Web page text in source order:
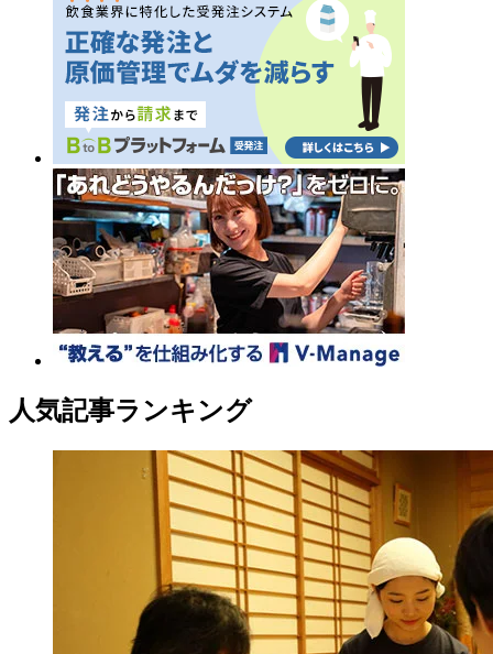
人気記事ランキング